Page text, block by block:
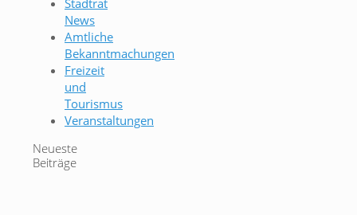
Stadtrat
News
Amtliche
Bekanntmachungen
Freizeit
und
Tourismus
Veranstaltungen
Neueste
Beiträge